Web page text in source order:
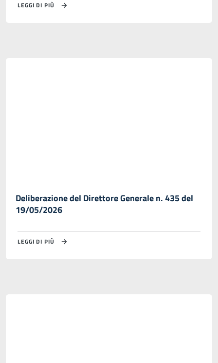
LEGGI DI PIÙ
Deliberazione del Direttore Generale n. 435 del
19/05/2026
LEGGI DI PIÙ